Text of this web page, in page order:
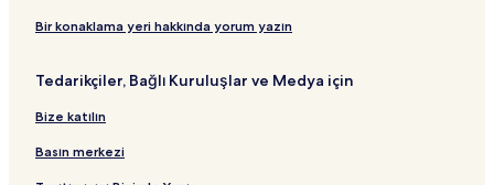
İskenderpaşa Otelleri
Beşiktaş Otelleri
Bir konaklama yeri hakkında yorum yazın
Tedarikçiler, Bağlı Kuruluşlar ve Medya için
Bize katılın
Basın merkezi